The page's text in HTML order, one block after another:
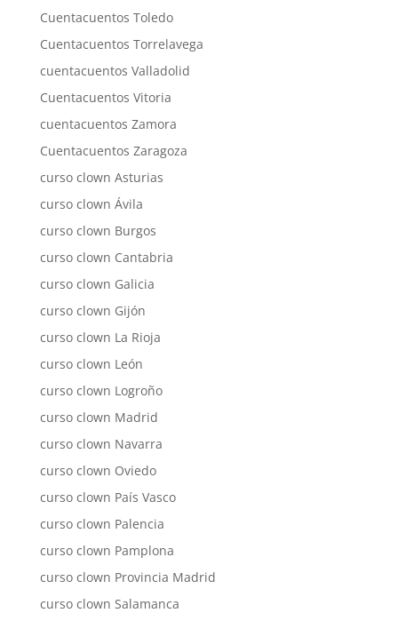
Cuentacuentos Toledo
Cuentacuentos Torrelavega
cuentacuentos Valladolid
Cuentacuentos Vitoria
cuentacuentos Zamora
Cuentacuentos Zaragoza
curso clown Asturias
curso clown Ávila
curso clown Burgos
curso clown Cantabria
curso clown Galicia
curso clown Gijón
curso clown La Rioja
curso clown León
curso clown Logroño
curso clown Madrid
curso clown Navarra
curso clown Oviedo
curso clown País Vasco
curso clown Palencia
curso clown Pamplona
curso clown Provincia Madrid
curso clown Salamanca